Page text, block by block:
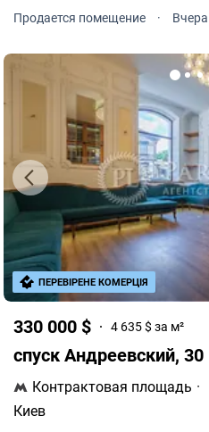
кабинет). Есть 2 входа, один
Продается помещение ·
330 000 $ 4 635 $ за м²
спуск Андреевский, 30
Контрактовая площадь ·
Киев
ПЕРЕВІРЕНЕ КОМЕРЦІЯ